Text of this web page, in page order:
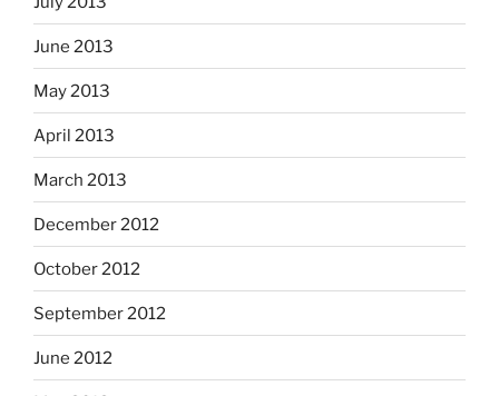
June 2013
May 2013
April 2013
March 2013
December 2012
October 2012
September 2012
June 2012